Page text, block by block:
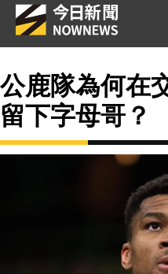
公鹿隊為何在
留下字母哥？